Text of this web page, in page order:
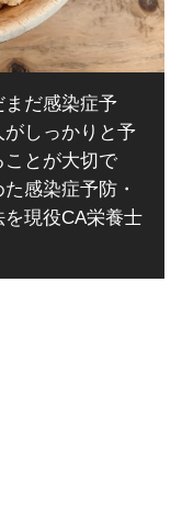
だ感染症予
しっかりと予
ことが大切で
感染症予防・
現役CA栄養士